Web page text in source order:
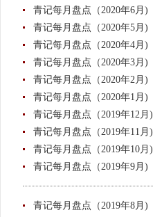
青记每月盘点（2020年6月)
青记每月盘点（2020年5月)
青记每月盘点（2020年4月)
青记每月盘点（2020年3月)
青记每月盘点（2020年2月)
青记每月盘点（2020年1月)
青记每月盘点（2019年12月)
青记每月盘点（2019年11月)
青记每月盘点（2019年10月)
青记每月盘点（2019年9月)
青记每月盘点（2019年8月)